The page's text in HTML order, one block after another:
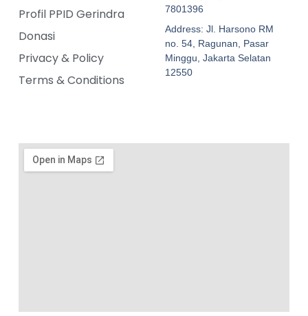
Profil PPID Gerindra
Donasi
Privacy & Policy
Terms & Conditions
7801396
Address: Jl. Harsono RM
no. 54, Ragunan, Pasar
Minggu, Jakarta Selatan
12550